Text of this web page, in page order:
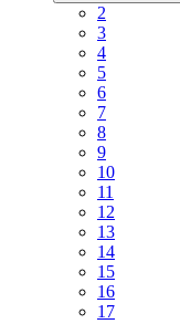
2
3
4
5
6
7
8
9
10
11
12
13
14
15
16
17